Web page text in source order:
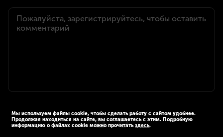
Мы используем файлы cookie, чтобы сделать работу с сайтом удобнее.
Продолжая находиться на сайте, вы соглашаетесь с этим. Подробную
информацию о файлах cookie можно прочитатьздесь.